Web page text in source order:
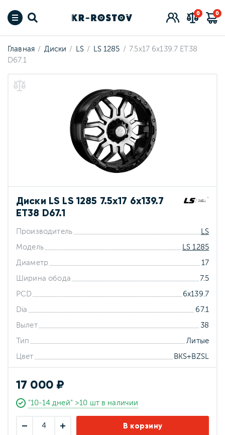
0 0
Главная Диски LS LS 1285
7.5x17 6x139.7 ET38
D67.1
Диски LS LS 1285 7.5x17 6x139.7
ET38 D67.1
Производитель LS
Модель LS 1285
Диаметр 17
Ширина обода 7.5
PCD 6x139.7
Dia 67.1
Вылет 38
Тип Литые
Цвет BKS+BZSL
17 000 ₽
"10-14 дней" >10 шт в наличии
В корзину